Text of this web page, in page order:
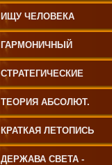
ИЩУ ЧЕЛОВЕКА
ГАРМОНИЧНЫЙ
ЧЕЛОВЕК
СТРАТЕГИЧЕСКИЕ
ЧЕРТЫ УКЛАДА
ГОСУДАРСТВА
ПРИНЦИПИАЛЬНО
ТЕОРИЯ АБСОЛЮТ.
СВЕТА
КРАТКАЯ ЛЕТОПИСЬ
ЧЕЛОВЕЧЕСТВА
ДЕРЖАВА СВЕТА -